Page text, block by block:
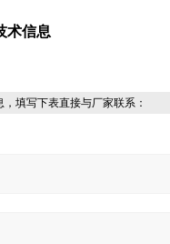
术信息
填写下表直接与厂家联系：